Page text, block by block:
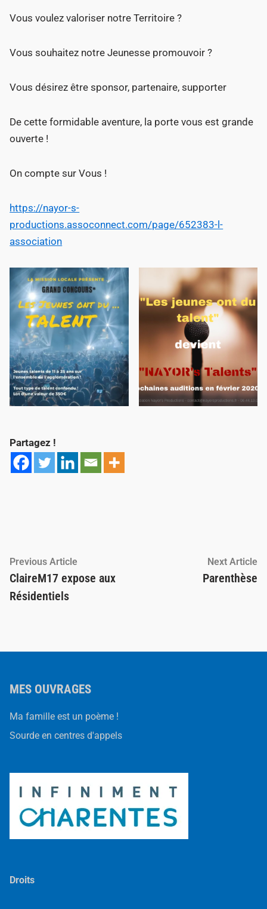
Vous voulez valoriser notre Territoire ?
Vous souhaitez notre Jeunesse promouvoir ?
Vous désirez être sponsor, partenaire, supporter
De cette formidable aventure, la porte vous est grande
ouverte !
On compte sur Vous !
https://nayor-s-
productions.assoconnect.com/page/652383-l-
association
Partagez !
Navigation
de
l’article
Previous Article
article:
ClaireM17 expose aux
Résidentiels
Next Article
Parenthèse
MES OUVRAGES
Ma famille est un poème !
Sourde en centres d'appels
Droits